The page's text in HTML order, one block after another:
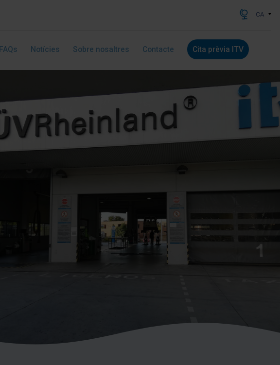
CA
FAQs Notícies Sobre nosaltres Contacte Cita prèvia ITV